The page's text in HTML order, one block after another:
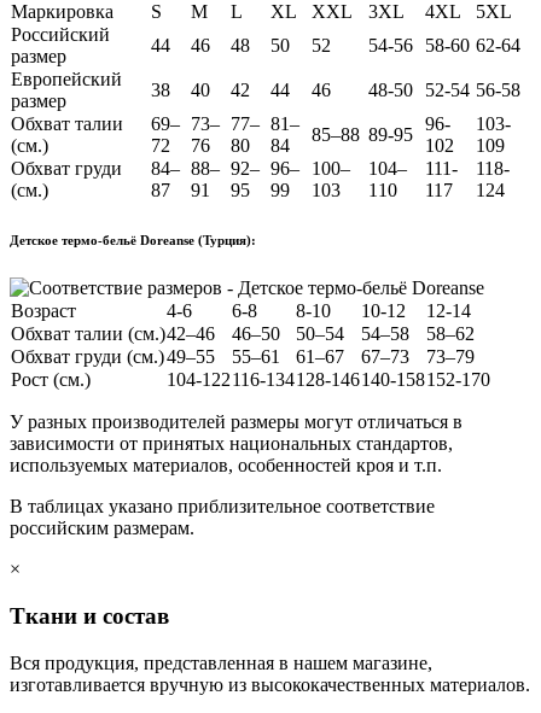
Маркировка S M L XL XXL 3XL 4XL
5XL
Российский
размер
44 46 48 50 52 54-56 58-60 62-64
Европейский
размер
38 40 42 44 46 48-50 52-54 56-58
Обхват талии
(см.)
69–
72
73–
76
77–
80
81–
84
85–88 89-95
96-
102
103-
109
Обхват груди
(см.)
84–
87
88–
91
92–
95
96–
99
100–
103
104–
110
111-
117
118-
124
Детское термо-бельё Doreanse (Турция):
Возраст 4-6 6-8 8-10 10-12
12-14
Обхват талии (см.)42–46 46–50 50–54 54–58
58–62
Обхват груди (см.)49–55 55–61 61–67 67–73
73–79
Рост (см.)
104-122116-134128-146140-158152-170
У разных производителей размеры могут отличаться в
зависимости от принятых национальных стандартов,
используемых материалов, особенностей кроя и т.п.
В таблицах указано приблизительное соответствие
российским размерам.
×
Ткани и состав
Вся продукция, представленная в нашем магазине,
изготавливается вручную из высококачественных материалов.